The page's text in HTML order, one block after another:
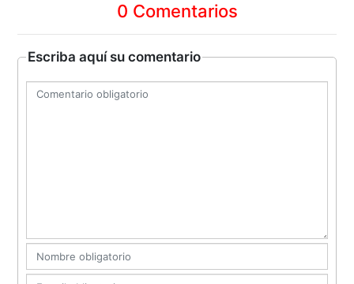
0 Comentarios
Escriba aquí su comentario